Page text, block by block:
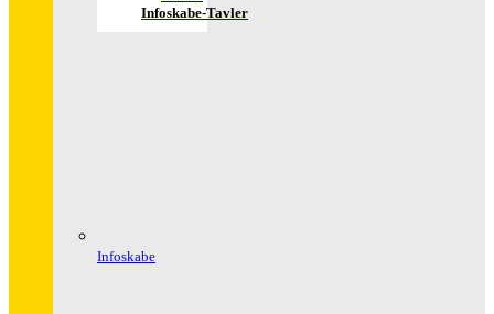
Infoskabe-Tavler
Infoskabe